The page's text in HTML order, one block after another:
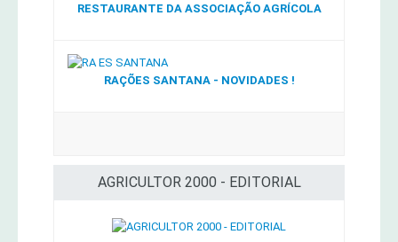
RESTAURANTE DA ASSOCIAÇÃO AGRÍCOLA
RAÇÕES SANTANA - NOVIDADES !
AGRICULTOR 2000 - EDITORIAL